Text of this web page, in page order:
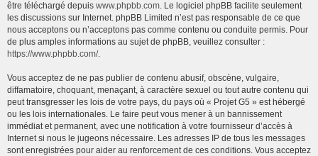
être téléchargé depuis www.phpbb.com. Le logiciel phpBB facilite seulement
les discussions sur Internet. phpBB Limited n’est pas responsable de ce que
nous acceptons ou n’acceptons pas comme contenu ou conduite permis. Pour
de plus amples informations au sujet de phpBB, veuillez consulter :
https://www.phpbb.com/.
Vous acceptez de ne pas publier de contenu abusif, obscène, vulgaire,
diffamatoire, choquant, menaçant, à caractère sexuel ou tout autre contenu qui
peut transgresser les lois de votre pays, du pays où « Projet G5 » est hébergé
ou les lois internationales. Le faire peut vous mener à un bannissement
immédiat et permanent, avec une notification à votre fournisseur d’accès à
Internet si nous le jugeons nécessaire. Les adresses IP de tous les messages
sont enregistrées pour aider au renforcement de ces conditions. Vous acceptez